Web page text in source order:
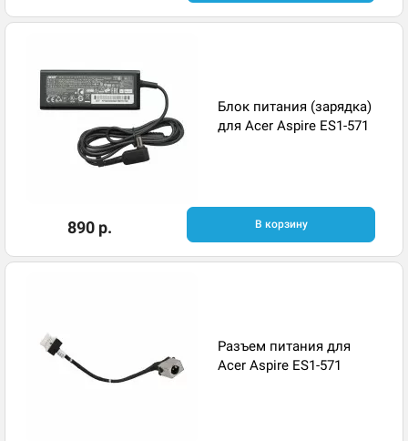
Блок питания (зарядка)
для Acer Aspire ES1-571
890 р. В корзину
Разъем питания для
Acer Aspire ES1-571